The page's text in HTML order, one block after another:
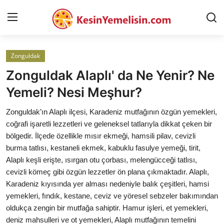
AnaSayfa
Gizlilik Sözleşmesi
Rüya Tabirleri
Diyet & Sağlıklı Beslenme
İletişim
Şehirler
Helal Gıda & Dini Hükümler
Gıda Güvenliği & Bilimi
Zonguldak
Zonguldak Alaplı' da Ne Yenir? Ne
Yemeli? Nesi Meşhur?
Zonguldak’ın Alaplı ilçesi, Karadeniz mutfağının özgün yemekleri,
coğrafi işaretli lezzetleri ve geleneksel tatlarıyla dikkat çeken bir
bölgedir. İlçede özellikle mısır ekmeği, hamsili pilav, cevizli
burma tatlısı, kestaneli ekmek, kabuklu fasulye yemeği, tirit,
Alaplı keşli erişte, ısırgan otu çorbası, melengücceği tatlısı,
cevizli kömeç gibi özgün lezzetler ön plana çıkmaktadır. Alaplı,
Karadeniz kıyısında yer alması nedeniyle balık çeşitleri, hamsi
yemekleri, fındık, kestane, ceviz ve yöresel sebzeler bakımından
oldukça zengin bir mutfağa sahiptir. Hamur işleri, et yemekleri,
deniz mahsulleri ve ot yemekleri, Alaplı mutfağının temelini